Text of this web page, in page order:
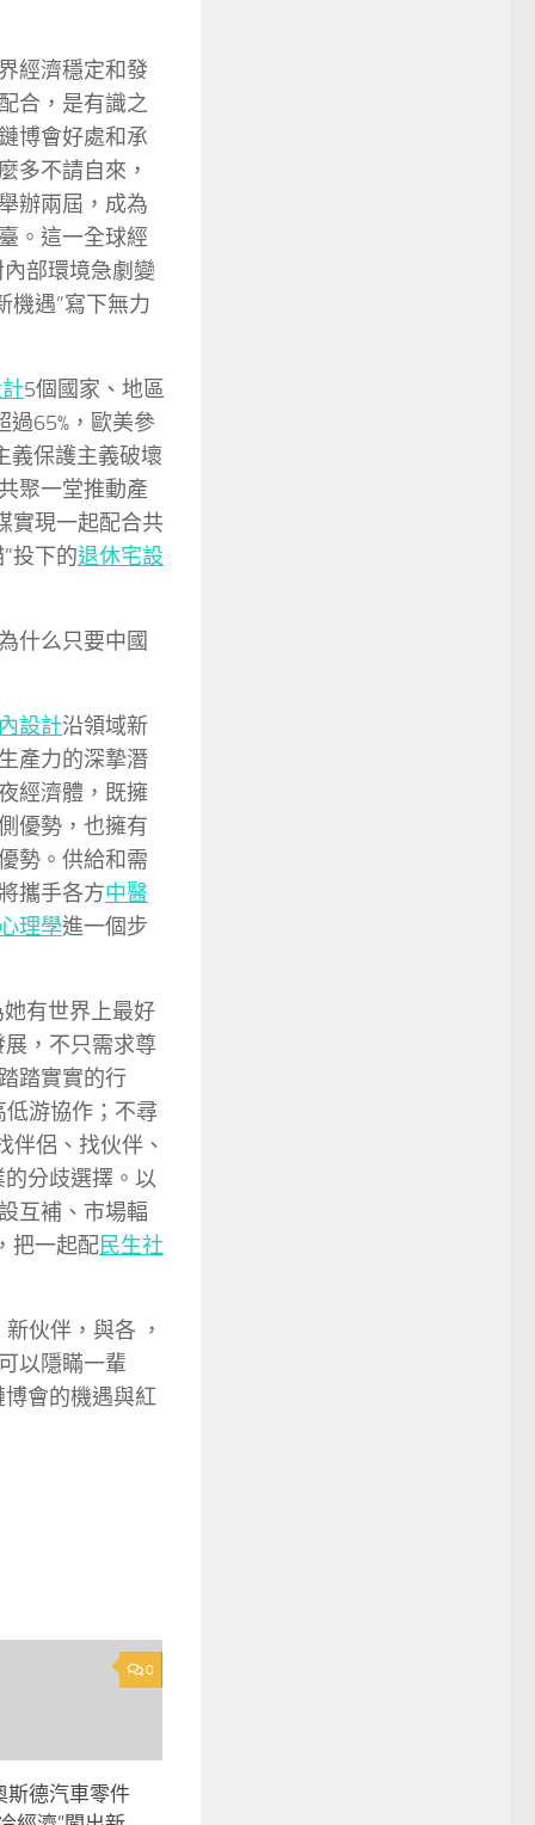
經濟穩定和發
合，是有識之
博會好處和承
多不請自來，
辦兩屆，成為
。這一全球經
部環境急劇變
機遇”寫下無力
5個國家、地區
65%，歐美參
義保護主義破壞
聚一堂推動產
實現一起配合共
投下的退休宅設
什么只要中國
設計沿領域新
產力的深摯潛
經濟體，既擁
優勢，也擁有
勢。供給和需
攜手各方中醫
理學進一個步
有世界上最好
，不只需求尊
踏實實的行
低游協作；不尋
伴侶、找伙伴、
分歧選擇。以
互補、市場輻
把一起配民生社
伙伴，與各 ，
以隱瞞一輩
會的機遇與紅
0
斯德汽車零件